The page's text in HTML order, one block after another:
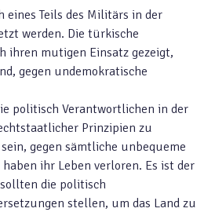
Teils des Militärs in der
werden. Die türkische
ihren mutigen Einsatz gezeigt,
gegen undemokratische
politisch Verantwortlichen in der
Prinzipien zu
gegen sämtliche unbequeme
ihr Leben verloren. Es ist der
die politisch
stellen, um das Land zu